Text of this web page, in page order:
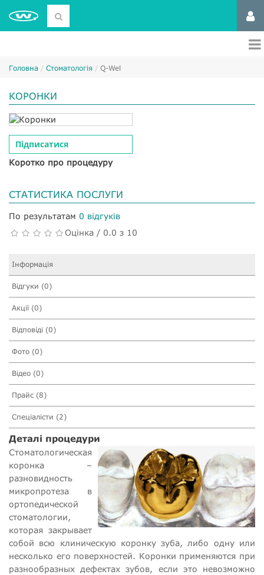
Головна Стоматологія Q-Wel
КОРОНКИ
Підписатися
Коротко про процедуру
СТАТИСТИКА ПОСЛУГИ
По результатам 0 відгуків
Оцінка / 0.0 з 10
Інформація
Відгуки (0)
Акції (0)
Відповіді (0)
Фото (0)
Відео (0)
Прайс (8)
Спеціалісти (2)
Деталі процедури
Стоматологическая
коронка –
разновидность
микропротеза в
ортопедической
стоматологии,
которая закрывает
собой всю клиническую коронку зуба, либо одну или
несколько его поверхностей. Коронки применяются при
разнообразных дефектах зубов, если это невозможно